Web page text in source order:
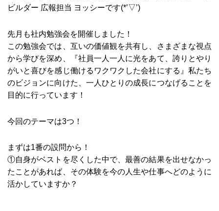
ビルダー 広報担当 ヨッシーです(*’▽’)
先月も社内勉強会を開催しました！
この勉強会では、互いの価値観を共有し、さまざまな視点
から学びを深め、『社員一人一人に光をあて、誇りとやり
がいと喜びを感じ働けるワクワクした会社にする』私たち
のビジョンに向けた、一人ひとりの成長につなげることを
目的に行っています！
今回のテーマは3つ！
まずは1番の設問から！
①自身がベストを尽くした中で、最善の結果を出せなかっ
たことがあれば、その体験を今の人生や仕事へどのように
活かしていますか？